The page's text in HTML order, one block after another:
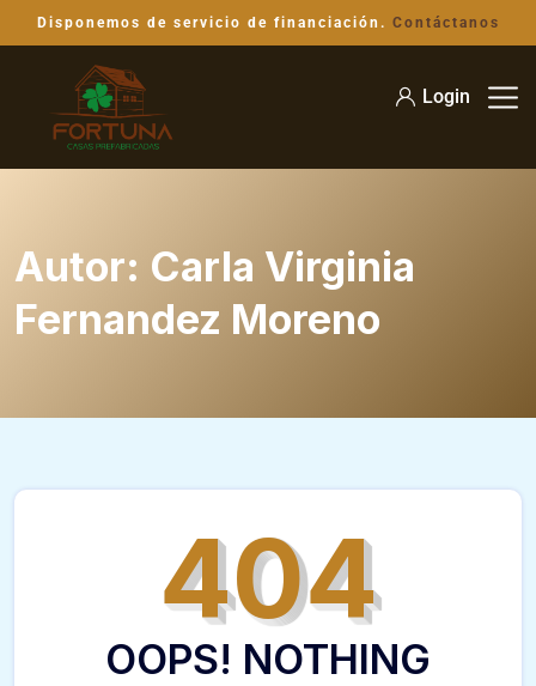
Disponemos de servicio de financiación. Contáctanos
Login
Autor: Carla Virginia
Fernandez Moreno
404
OOPS! NOTHING